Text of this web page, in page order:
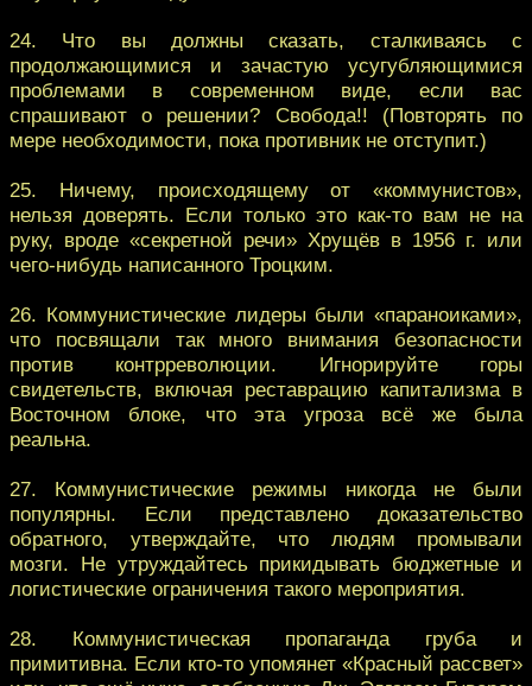
24. Что вы должны сказать, сталкиваясь с
продолжающимися и зачастую усугубляющимися
проблемами в современном виде, если вас
спрашивают о решении? Свобода!! (Повторять по
мере необходимости, пока противник не отступит.)
25. Ничему, происходящему от «коммунистов»,
нельзя доверять. Если только это как-то вам не на
руку, вроде «секретной речи» Хрущёв в 1956 г. или
чего-нибудь написанного Троцким.
26. Коммунистические лидеры были «параноиками»,
что посвящали так много внимания безопасности
против контрреволюции. Игнорируйте горы
свидетельств, включая реставрацию капитализма в
Восточном блоке, что эта угроза всё же была
реальна.
27. Коммунистические режимы никогда не были
популярны. Если представлено доказательство
обратного, утверждайте, что людям промывали
мозги. Не утруждайтесь прикидывать бюджетные и
логистические ограничения такого мероприятия.
28. Коммунистическая пропаганда груба и
примитивна. Если кто-то упомянет «Красный рассвет»